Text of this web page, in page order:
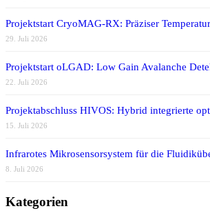
Projektstart CryoMAG-RX: Präziser
29. Juli 2026
Projektstart oLGAD: Low Gain Avalanche
22. Juli 2026
Projektabschluss HIVOS: Hybrid integrierte
15. Juli 2026
Infrarotes Mikrosensorsystem für die
8. Juli 2026
Kategorien